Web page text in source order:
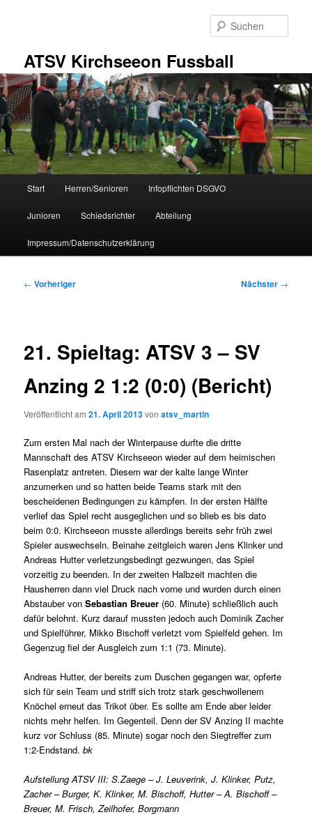
ATSV Kirchseeon Fussball
Start Herren/Senioren Infopflichten DSGVO
Junioren Schiedsrichter Abteilung
Impressum/Datenschutzerklärung
Beitragsnavigation
← Vorheriger Nächster →
21. Spieltag: ATSV 3 – SV
Anzing 2 1:2 (0:0) (Bericht)
Veröffentlicht am21. April 2013vonatsv_martin
Zum ersten Mal nach der Winterpause durfte die dritte
Mannschaft des ATSV Kirchseeon wieder auf dem heimischen
Rasenplatz antreten. Diesem war der kalte lange Winter
anzumerken und so hatten beide Teams stark mit den
bescheidenen Bedingungen zu kämpfen. In der ersten Hälfte
verlief das Spiel recht ausgeglichen und so blieb es bis dato
beim 0:0. Kirchseeon musste allerdings bereits sehr früh zwei
Spieler auswechseln. Beinahe zeitgleich waren Jens Klinker und
Andreas Hutter verletzungsbedingt gezwungen, das Spiel
vorzeitig zu beenden. In der zweiten Halbzeit machten die
Hausherren dann viel Druck nach vorne und wurden durch einen
Abstauber vonSebastian Breuer (60. Minute) schließlich auch
dafür belohnt. Kurz darauf mussten jedoch auch Dominik Zacher
und Spielführer, Mikko Bischoff verletzt vom Spielfeld gehen. Im
Gegenzug fiel der Ausgleich zum 1:1 (73. Minute).
Andreas Hutter, der bereits zum Duschen gegangen war, opferte
sich für sein Team und striff sich trotz stark geschwollenem
Knöchel erneut das Trikot über. Es sollte am Ende aber leider
nichts mehr helfen. Im Gegenteil. Denn der SV Anzing II machte
kurz vor Schluss (85. Minute) sogar noch den Siegtreffer zum
1:2-Endstand.bk
Aufstellung ATSV III: S.Zaege – J. Leuverink, J. Klinker, Putz,
Zacher – Burger, K. Klinker, M. Bischoff, Hutter – A. Bischoff –
Breuer, M. Frisch, Zeilhofer, Borgmann